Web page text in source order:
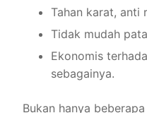
Tahan karat, anti
Tidak mudah
Ekonomis
sebagainya.
Bukan hanya